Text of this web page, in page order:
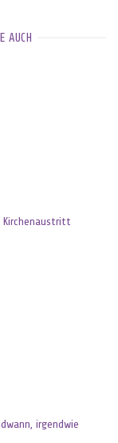
AUCH
Kirchenaustritt
irgendwie